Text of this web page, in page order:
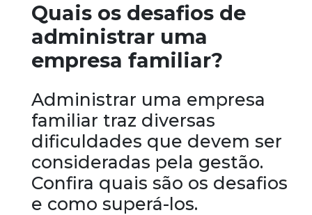
Quais os desafios de
administrar uma
empresa familiar?
Administrar uma empresa
familiar traz diversas
dificuldades que devem ser
consideradas pela gestão.
Confira quais são os desafios
e como superá-los.